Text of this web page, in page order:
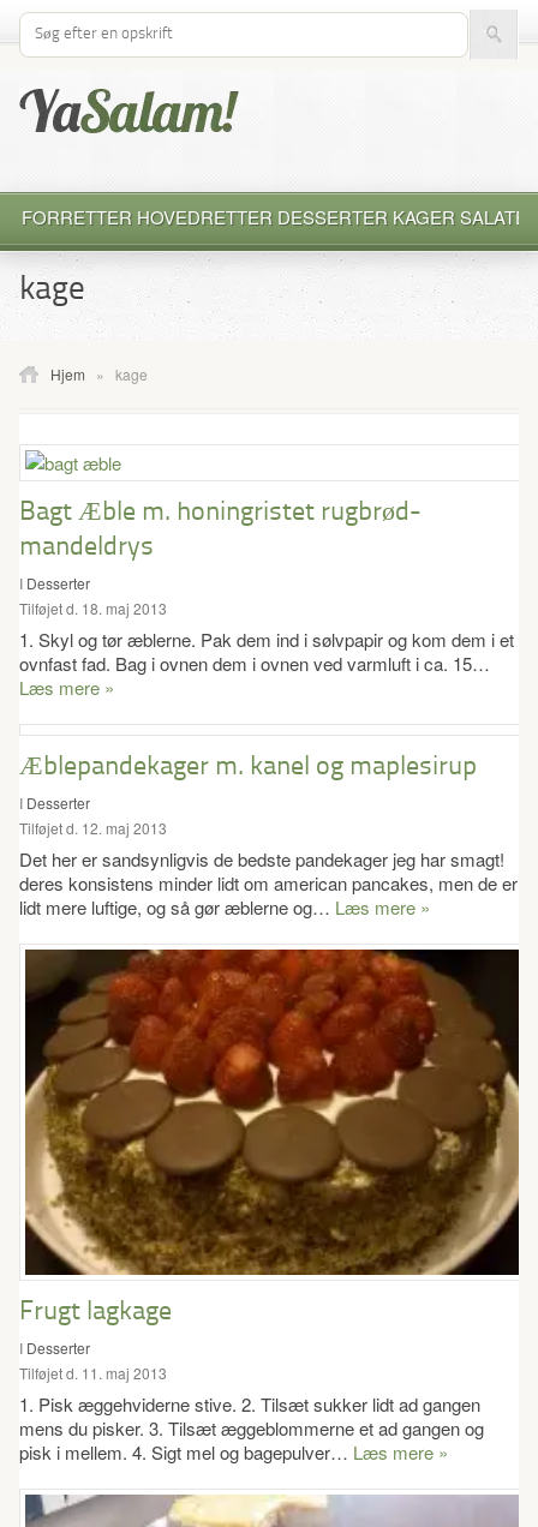
Søg efter opskrift
FORRETTER HOVEDRETTER DESSERTER KAGER
kage
Hjem » kage
Bagt Æble m. honingristet rugbrød-
mandeldrys
I Desserter
Tilføjet d. 18. maj 2013
1. Skyl og tør æblerne. Pak dem ind i sølvpapir og kom dem i et
ovnfast fad. Bag i ovnen dem i ovnen ved varmluft i ca. 15…
Læs mere »
Æblepandekager m. kanel og maplesirup
I Desserter
Tilføjet d. 12. maj 2013
Det her er sandsynligvis de bedste pandekager jeg har smagt!
deres konsistens minder lidt om american pancakes, men de er
lidt mere luftige, og så gør æblerne og… Læs mere »
Frugt lagkage
I Desserter
Tilføjet d. 11. maj 2013
1. Pisk æggehviderne stive. 2. Tilsæt sukker lidt ad gangen
mens du pisker. 3. Tilsæt æggeblommerne et ad gangen og
pisk i mellem. 4. Sigt mel og bagepulver… Læs mere »